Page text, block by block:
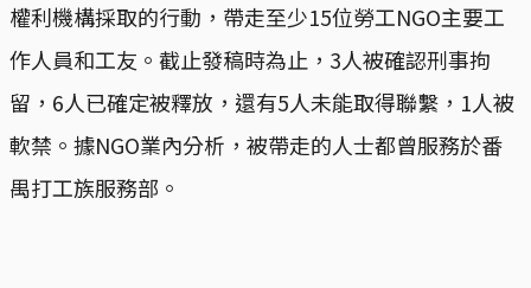
權利機構採取的行動，帶走至少15位勞工NGO主要工
作人員和工友。截止發稿時為止，3人被確認刑事拘
留，6人已確定被釋放，還有5人未能取得聯繫，1人被
軟禁。據NGO業內分析，被帶走的人士都曾服務於番
禺打工族服務部。